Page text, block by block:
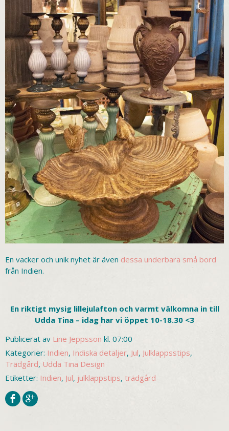
En vacker och unik nyhet är även dessa underbara små bord
från Indien.
En riktigt mysig lillejulafton och varmt välkomna in till
Udda Tina – idag har vi öppet 10-18.30 <3
Publicerat av Line Jeppsson kl. 07:00
Kategorier: Indien, Indiska detaljer, Jul, Julklappsstips,
Trädgård, Udda Tina Design
Etiketter: Indien, Jul, julklappstips, trädgård